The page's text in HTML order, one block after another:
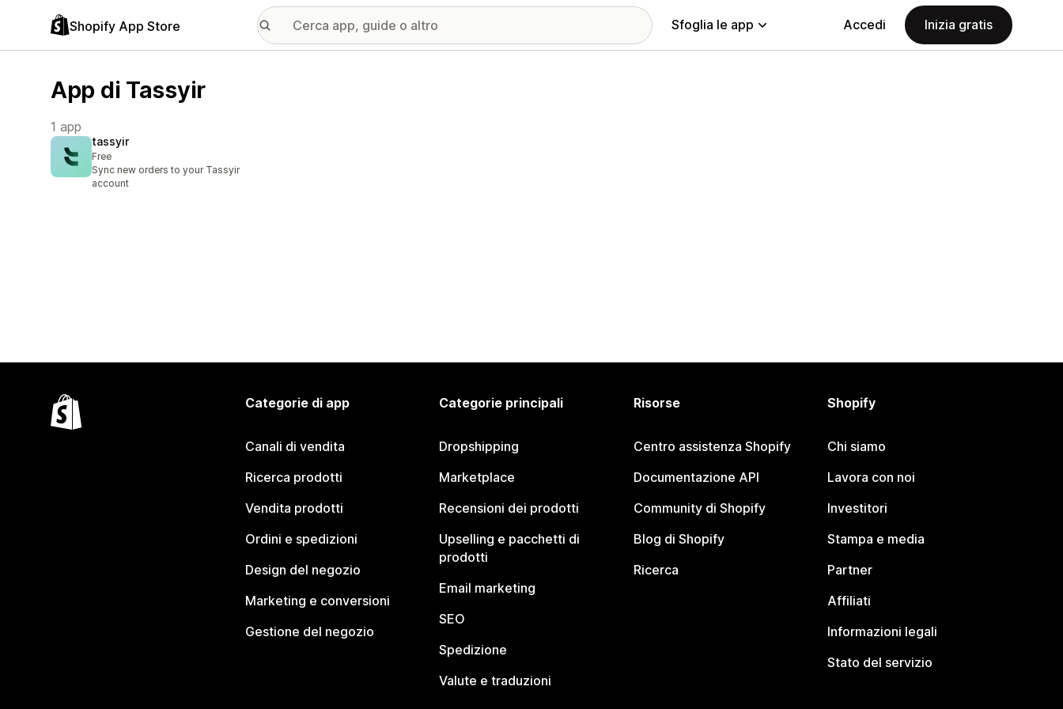
Shopify App Store Sfoglia le app Accedi Inizia gratis
App di Tassyir
1 app
tassyir
Free
Sync new orders to your Tassyir
account
Categorie di app
Canali di vendita
Ricerca prodotti
Vendita prodotti
Ordini e spedizioni
Design del negozio
Marketing e conversioni
Gestione del negozio
Categorie principali
Dropshipping
Marketplace
Recensioni dei prodotti
Upselling e pacchetti di
prodotti
Email marketing
SEO
Spedizione
Valute e traduzioni
Risorse
Centro assistenza Shopify
Documentazione API
Community di Shopify
Blog di Shopify
Ricerca
Shopify
Chi siamo
Lavora con noi
Investitori
Stampa e media
Partner
Affiliati
Informazioni legali
Stato del servizio